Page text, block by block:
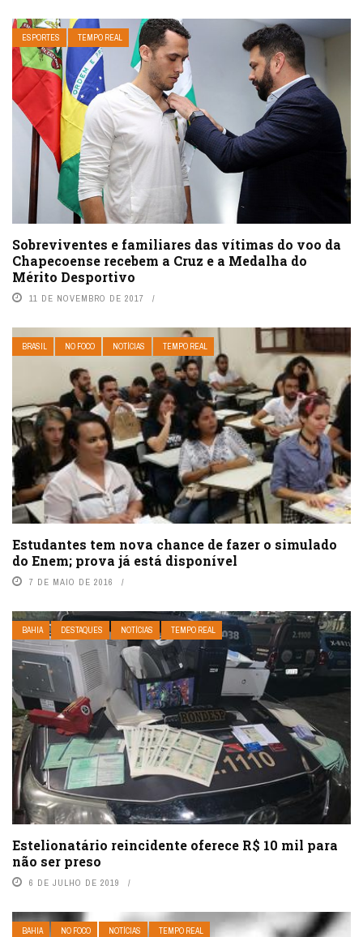
ESPORTES TEMPO REAL
Sobreviventes e familiares das vítimas do voo da
Chapecoense recebem a Cruz e a Medalha do
Mérito Desportivo
11 DE NOVEMBRO DE 2017
BRASIL NO FOCO NOTÍCIAS TEMPO REAL
Estudantes tem nova chance de fazer o simulado
do Enem; prova já está disponível
7 DE MAIO DE 2016
BAHIA DESTAQUES NOTÍCIAS TEMPO REAL
Estelionatário reincidente oferece R$ 10 mil para
não ser preso
6 DE JULHO DE 2019
BAHIA NO FOCO NOTÍCIAS TEMPO REAL